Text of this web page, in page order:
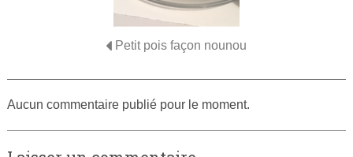
Petit pois façon nounou
Aucun commentaire publié pour le moment.